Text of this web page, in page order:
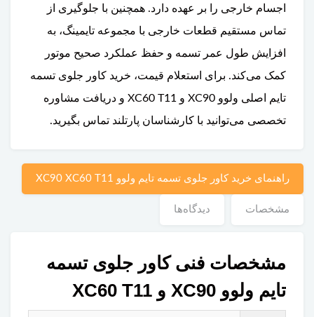
اجسام خارجی را بر عهده دارد. همچنین با جلوگیری از
تماس مستقیم قطعات خارجی با مجموعه تایمینگ، به
افزایش طول عمر تسمه و حفظ عملکرد صحیح موتور
کمک می‌کند. برای استعلام قیمت، خرید کاور جلوی تسمه
تایم اصلی ولوو XC90 و XC60 T11 و دریافت مشاوره
تخصصی می‌توانید با کارشناسان پارتلند تماس بگیرید.
راهنمای خرید کاور جلوی تسمه تایم ولوو XC90 XC60 T11
مشخصات دیدگاه‌ها
مشخصات فنی کاور جلوی تسمه
تایم ولوو XC90 و XC60 T11